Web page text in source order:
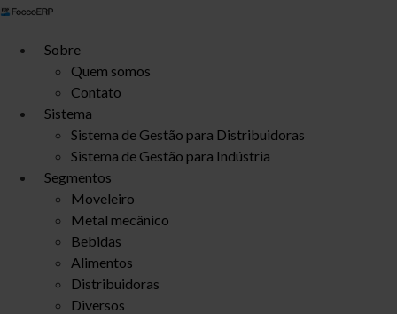
Ir
conteúdo
Sobre
Quem somos
Contato
Sistema
Sistema de Gestão para Distribuidoras
Sistema de Gestão para Indústria
Segmentos
Moveleiro
Metal mecânico
Bebidas
Alimentos
Distribuidoras
Diversos